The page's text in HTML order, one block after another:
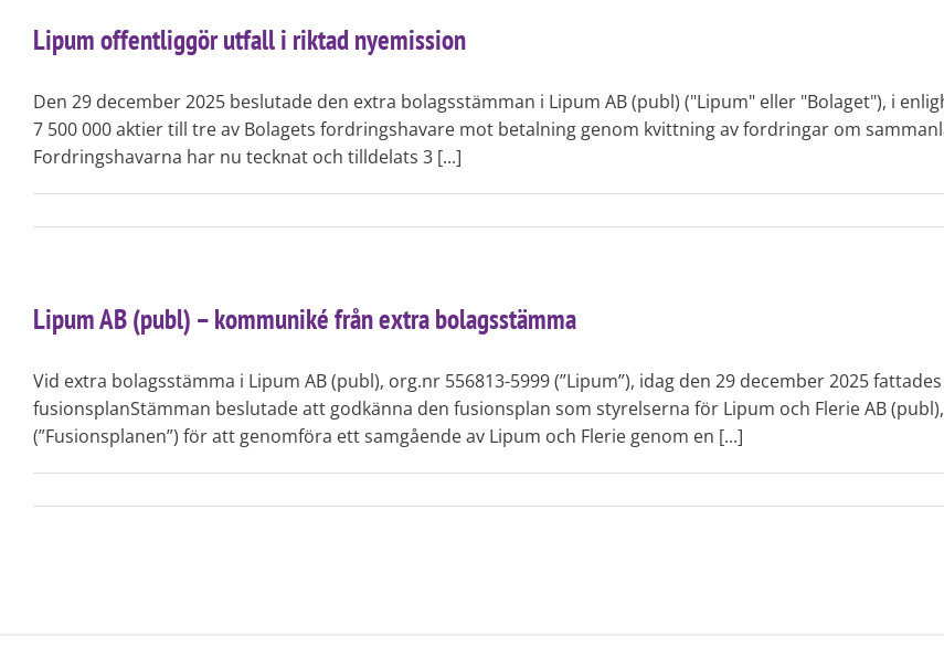
Lipum offentliggör utfall i riktad nyemission
Den 29 december 2025 beslutade den extra bolagsstämman i Lipum AB (publ) ("Lipum" eller "Bolaget"), i
7 500 000 aktier till tre av Bolagets fordringshavare mot betalning genom kvittning av fordringar om
Fordringshavarna har nu tecknat och tilldelats 3 [...]
Lipum AB (publ) – kommuniké från extra bolagsstämma
Vid extra bolagsstämma i Lipum AB (publ), org.nr 556813-5999 (”Lipum”), idag den 29 december 2025
fusionsplanStämman beslutade att godkänna den fusionsplan som styrelserna för Lipum och Flerie AB
(”Fusionsplanen”) för att genomföra ett samgående av Lipum och Flerie genom en [...]